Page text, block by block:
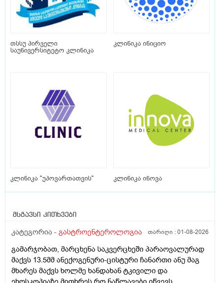
თსსუ პირველი
საუნივერსიტეტო კლინიკა
კლინიკა ინიციო
კლინიკა "უპოვართათვის" კლინიკა ინოვა
მსგავსი კითხვები
კატეგორია - გასტროენტეროლოგია თარიღი :01-08-2026
გამარჯობათ, მარცხენა საკვერცხეში პარაოვალურად
მაქვს 13.5მმ ანექოგენური-ცისტური ჩანართი ანუ მაგ
მხარეს მაქვს ხოლმე ხანდახან ტკივილი და